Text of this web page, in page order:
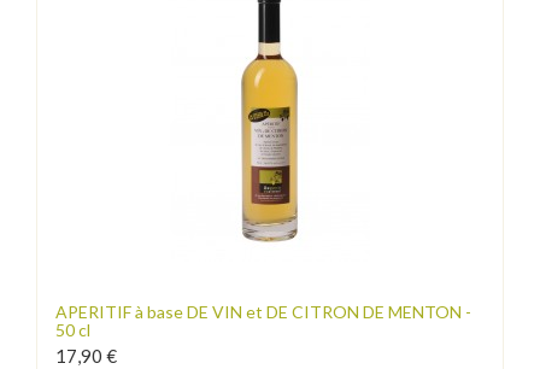
APERITIF à base DE VIN et DE CITRON DE MENTON -
50 cl
17,90 €